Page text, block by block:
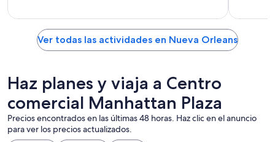
Ver todas las actividades en Nueva Orleans
Haz planes y viaja a Centro
comercial Manhattan Plaza
Precios encontrados en las últimas 48 horas. Haz clic en el anuncio
para ver los precios actualizados.